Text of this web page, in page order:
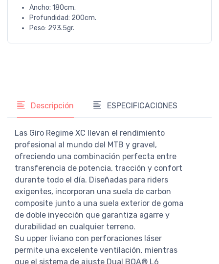
Ancho: 180cm.
Profundidad: 200cm.
Peso: 293.5gr.
Descripción ESPECIFICACIONES
Las Giro Regime XC llevan el rendimiento
profesional al mundo del MTB y gravel,
ofreciendo una combinación perfecta entre
transferencia de potencia, tracción y confort
durante todo el día. Diseñadas para riders
exigentes, incorporan una suela de carbon
composite junto a una suela exterior de goma
de doble inyección que garantiza agarre y
durabilidad en cualquier terreno.
Su upper liviano con perforaciones láser
permite una excelente ventilación, mientras
que el sistema de ajuste Dual BOA® L6